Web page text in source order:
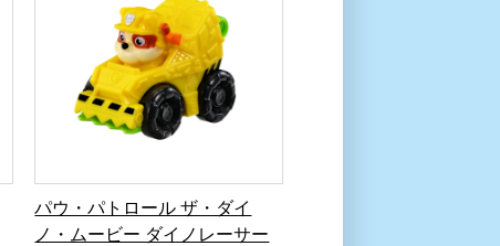
パウ・パトロール ザ・ダイ
ノ・ムービー ダイノレーサー